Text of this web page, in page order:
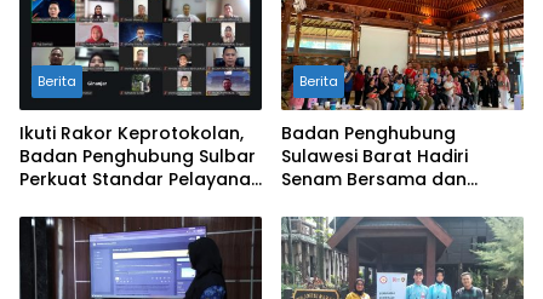
Berita
Ikuti Rakor Keprotokolan,
Badan Penghubung Sulbar
Perkuat Standar Pelayanan
Berita
Badan Penghubung
Sulawesi Barat Hadiri
Senam Bersama dan
dengan Anjungan Daerah